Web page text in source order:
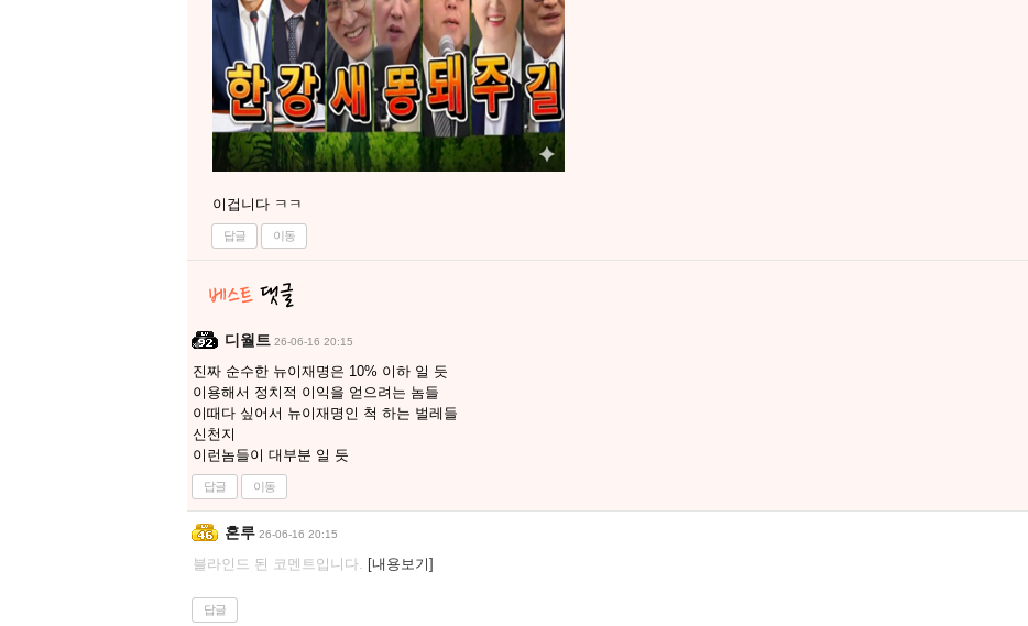
이겁니다 ㅋㅋ
답글 이동
디월트 26-06-16 20:15
진짜 순수한 뉴이재명은 10% 이하 일 듯
이용해서 정치적 이익을 얻으려는 놈들
이때다 싶어서 뉴이재명인 척 하는 벌레들
신천지
이런놈들이 대부분 일 듯
답글 이동
혼루 26-06-16 20:15
블라인드 된 코멘트입니다. [내용보기]
답글